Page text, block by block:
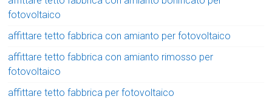
fotovoltaico
affittare tetto fabbrica con amianto per fotovoltaico
affittare tetto fabbrica con amianto rimosso per
fotovoltaico
affittare tetto fabbrica per fotovoltaico